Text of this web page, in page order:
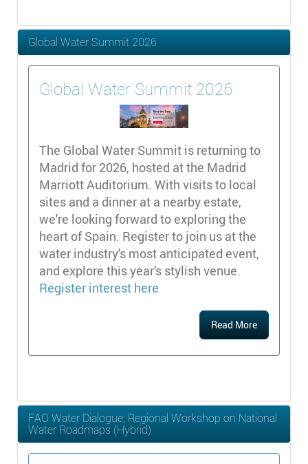
Global Water Summit 2026
Global Water Summit 2026
The Global Water Summit is returning to
Madrid for 2026, hosted at the Madrid
Marriott Auditorium. With visits to local
sites and a dinner at a nearby estate,
we're looking forward to exploring the
heart of Spain. Register to join us at the
water industry's most anticipated event,
and explore this year's stylish venue.
Register interest here
Read More
FAO Water Dialogue: Regional Workshop on National
Water Roadmaps (Hybrid)